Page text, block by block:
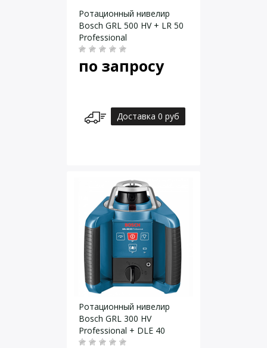
Ротационный нивелир
Bosch GRL 500 HV + LR 50
Professional
по запросу
Доставка 0 руб
Ротационный нивелир
Bosch GRL 300 HV
Professional + DLE 40